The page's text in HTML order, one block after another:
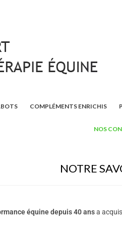
COMPLÉMENTS ENRICHIS
NOS
NOTRE
équine depuis 40 ansa